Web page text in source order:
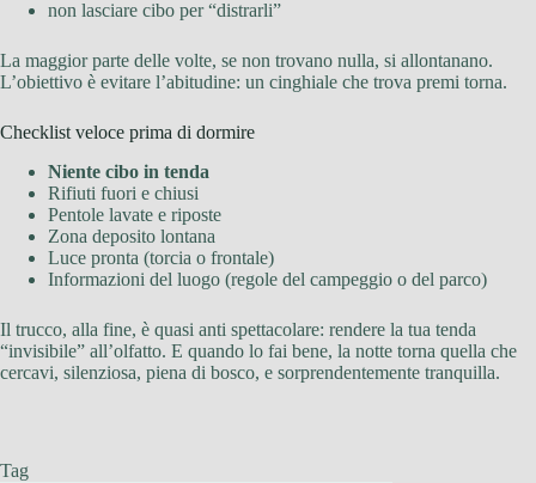
non lasciare cibo per “distrarli”
La maggior parte delle volte, se non trovano nulla, si allontanano.
L’obiettivo è evitare l’abitudine: un cinghiale che trova premi torna.
Checklist veloce prima di dormire
Niente cibo in tenda
Rifiuti fuori e chiusi
Pentole lavate e riposte
Zona deposito lontana
Luce pronta (torcia o frontale)
Informazioni del luogo (regole del campeggio o del parco)
Il trucco, alla fine, è quasi anti spettacolare: rendere la tua tenda
“invisibile” all’olfatto. E quando lo fai bene, la notte torna quella che
cercavi, silenziosa, piena di bosco, e sorprendentemente tranquilla.
Tag